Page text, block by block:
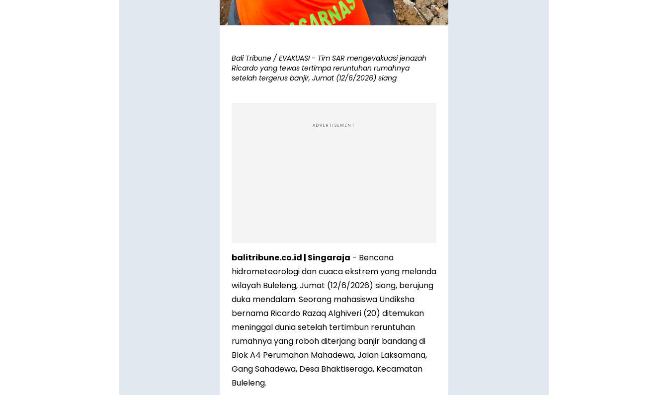
Bali Tribune / EVAKUASI - Tim SAR mengevakuasi jenazah
Ricardo yang tewas tertimpa reruntuhan rumahnya
setelah tergerus banjir, Jumat (12/6/2026) siang
ADVERTISEMENT
balitribune.co.id | Singaraja - Bencana
hidrometeorologi dan cuaca ekstrem yang melanda
wilayah Buleleng, Jumat (12/6/2026) siang, berujung
duka mendalam. Seorang mahasiswa Undiksha
bernama Ricardo Razaq Alghiveri (20) ditemukan
meninggal dunia setelah tertimbun reruntuhan
rumahnya yang roboh diterjang banjir bandang di
Blok A4 Perumahan Mahadewa, Jalan Laksamana,
Gang Sahadewa, Desa Bhaktiseraga, Kecamatan
Buleleng.